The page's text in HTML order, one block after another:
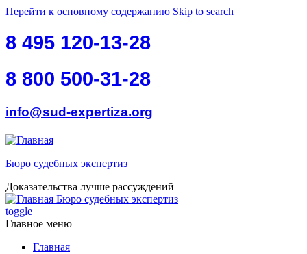
Перейти к основному содержанию Skip to search
8 495 120-13-28
8 800 500-31-28
info@sud-expertiza.org
Бюро судебных экспертиз
Доказательства лучше рассуждений
Бюро судебных экспертиз
toggle
Главное меню
Главная